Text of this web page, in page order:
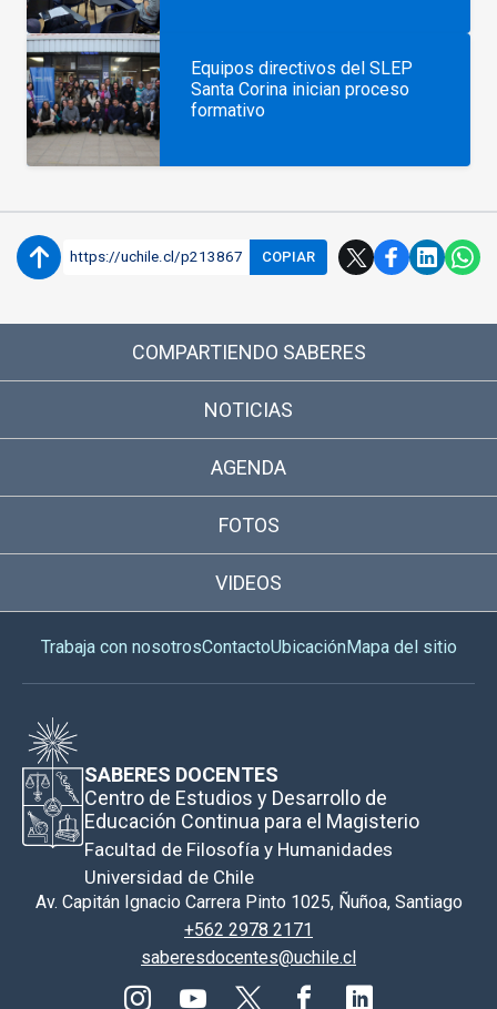
Equipos directivos del SLEP
Santa Corina inician proceso
formativo
https://uchile.cl/p213867 COPIAR
COMPARTIENDO SABERES
NOTICIAS
AGENDA
FOTOS
VIDEOS
Trabaja con nosotrosContactoUbicaciónMapa del sitio
SABERES DOCENTES
Centro de Estudios y Desarrollo de
Educación Continua para el Magisterio
Facultad de Filosofía y Humanidades
Universidad de Chile
Av. Capitán Ignacio Carrera Pinto 1025, Ñuñoa, Santiago
+562 2978 2171
saberesdocentes@uchile.cl